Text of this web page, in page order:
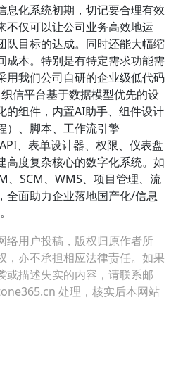
息化系统初期，切记要合理有效
不仅可以让公司业务高效地运
队目标的达成。同时还能大幅缩
成本。特别是有特定需求功能需
用我们公司自研的企业级低代码
信平台基于数据模型优先的设
的组件，内置AI助手、组件设计
）、脚本、工作流引擎
、表单设计器、权限、仪表盘
高度复杂核心的数字化系统。如
、SCM、WMS、项目管理、流
全面助力企业落地国产化/信息
络用户投稿，版权归原作者所
，亦不承担相应法律责任。如果
或描述失实的内容，请联系邮
处理，核实后本网站